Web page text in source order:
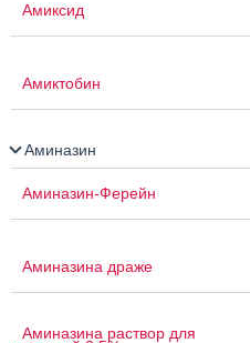
Амиксид
Амиктобин
Аминазин
Аминазин-Ферейн
Аминазина драже
Аминазина раствор для